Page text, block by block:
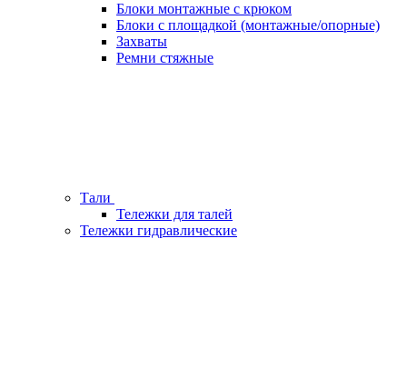
Блоки монтажные с крюком
Блоки с площадкой (монтажные/опорные)
Захваты
Ремни стяжные
Тали
Тележки для талей
Тележки гидравлические